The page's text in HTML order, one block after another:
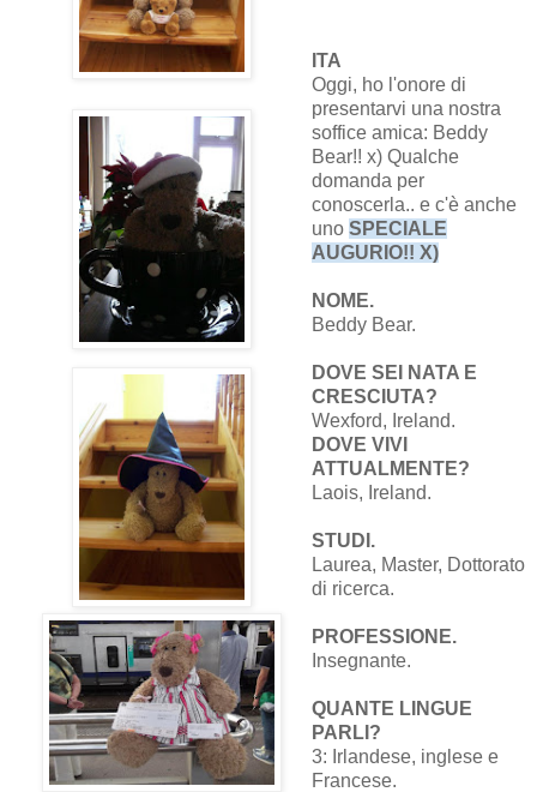
ITA
Oggi, ho l'onore di
presentarvi una nostra
soffice amica: Beddy
Bear!! x) Qualche
domanda per
conoscerla.. e c'è anche
uno SPECIALE
AUGURIO!! X)
NOME.
Beddy Bear.
DOVE SEI NATA E
CRESCIUTA?
Wexford, Ireland.
DOVE VIVI
ATTUALMENTE?
Laois, Ireland.
STUDI.
Laurea, Master, Dottorato
di ricerca.
PROFESSIONE.
Insegnante.
QUANTE LINGUE
PARLI?
3: Irlandese, inglese e
Francese.